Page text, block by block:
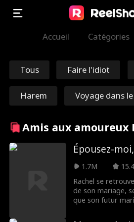
Accueil Catégories
Tous Faire l'idiot
Harem
Voyage dans le
Rédemption
Maréchal/Généra
ureux
Réincarnation TJ Wilk
Amis aux amoureux
Épousez-
1.7M
Rachel se
de son mariage,
que son futur
risée de la ville,